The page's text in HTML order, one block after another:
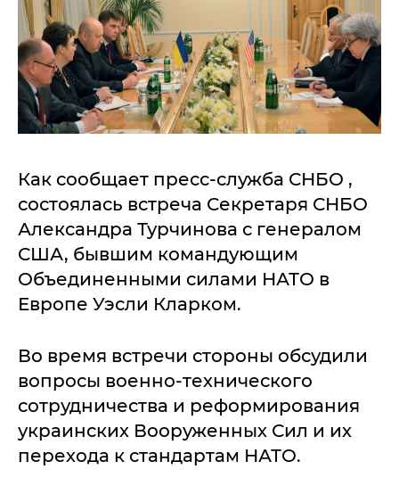
Как сообщает пресс-служба СНБО ,
состоялась встреча Секретаря СНБО
Александра Турчинова с генералом
США, бывшим командующим
Объединенными силами НАТО в
Европе Уэсли Кларком.
Во время встречи стороны обсудили
вопросы военно-технического
сотрудничества и реформирования
украинских Вооруженных Сил и их
перехода к стандартам НАТО.